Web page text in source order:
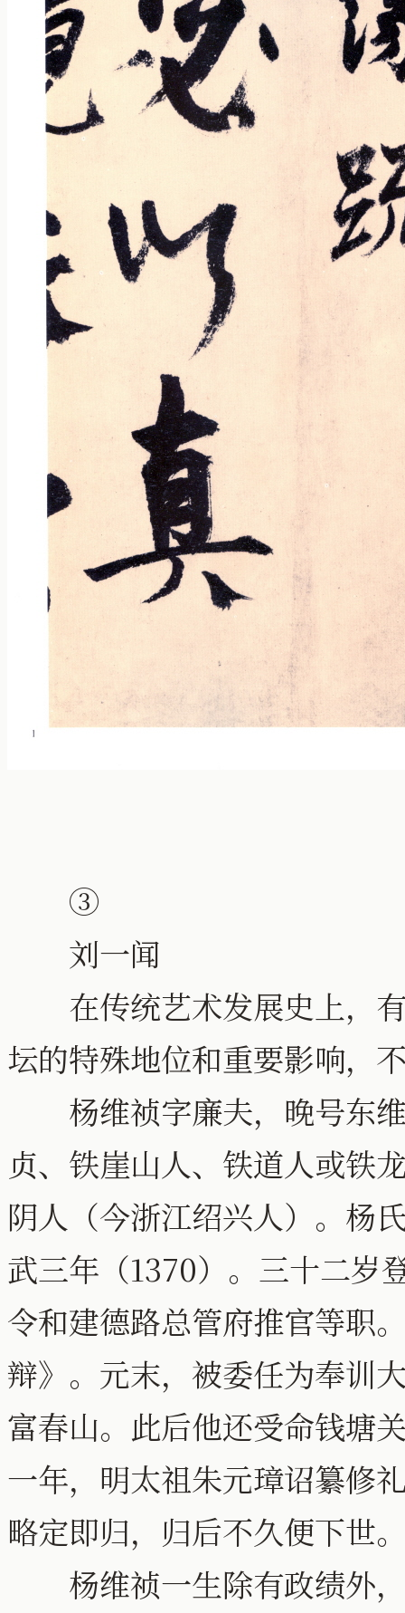
③
刘一闻
在传统艺术发展史上，有
坛的特殊地位和重要影响，
杨维祯字廉夫，晚号东维
贞、铁崖山人、铁道人或铁
阴人（今浙江绍兴人）。杨
武三年（1370）。三十二岁
令和建德路总管府推官等职
辩》。元末，被委任为奉训
富春山。此后他还受命钱塘
一年，明太祖朱元璋诏纂修
略定即归，归后不久便下世
杨维祯一生除有政绩外，